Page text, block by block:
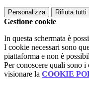
Personalizza Rifiuta tutti
Gestione cookie
In questa schermata è
I cookie necessari sono
piattaforma e non è
Per conoscere quali sono
visionare la COOKIE